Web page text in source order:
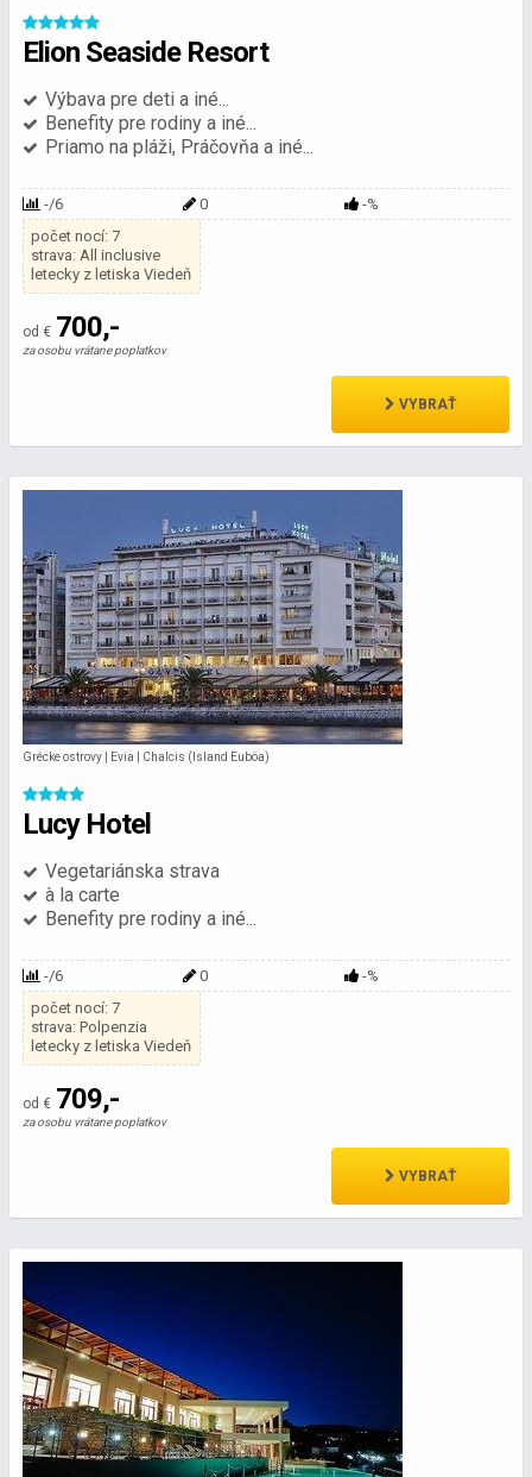
Elion Seaside Resort
Výbava pre deti a iné...
Benefity pre rodiny a iné...
Priamo na pláži, Práčovňa a iné...
-/6 0
-%
počet nocí: 7
strava: All inclusive
letecky z letiska Viedeň
od € 700,-
za osobu vrátane poplatkov
VYBRAŤ
Grécke ostrovy | Evia | Chalcis (Island Euböa)
Lucy Hotel
Vegetariánska strava
à la carte
Benefity pre rodiny a iné...
-/6 0
-%
počet nocí: 7
strava: Polpenzia
letecky z letiska Viedeň
od € 709,-
za osobu vrátane poplatkov
VYBRAŤ